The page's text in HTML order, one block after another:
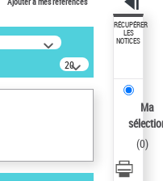
20
résultats/page
RÉCUPÉRER
LES
NOTICES
Ma
(0)